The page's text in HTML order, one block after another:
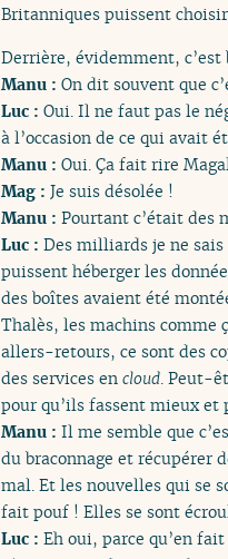
Britanniques puissent
Derrière, évidemment, c’est
Manu : On dit souvent que
Luc : Oui. Il ne faut pas le
à l’occasion de ce qui avait
Manu : Oui. Ça fait rire
Mag : Je suis désolée !
Manu : Pourtant c’était des
Luc : Des milliards je ne
puissent héberger les
des boîtes avaient été
Thalès, les machins comme
allers-retours, ce sont des
des services en cloud . Peut-
pour qu’ils fassent mieux et
Manu : Il me semble que
du braconnage et récupérer
mal. Et les nouvelles qui se
fait pouf ! Elles se sont
Luc : Eh oui, parce qu’en